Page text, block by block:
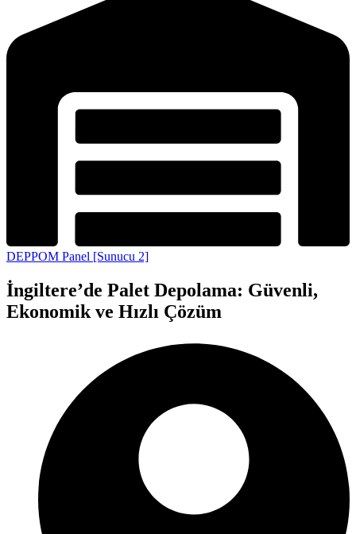
DEPPOM Panel [Sunucu 2]
İngiltere’de Palet Depolama: Güvenli,
Ekonomik ve Hızlı Çözüm